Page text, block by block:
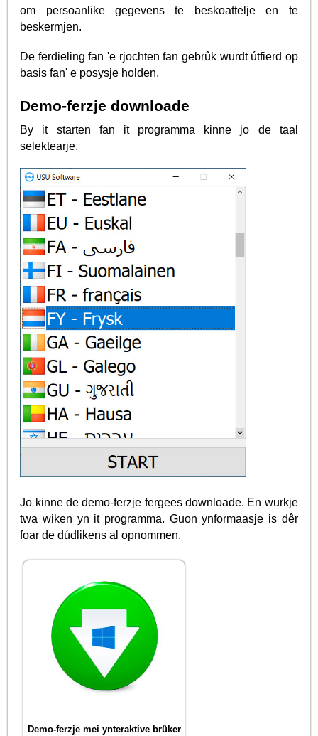
om persoanlike gegevens te beskoattelje en te
beskermjen.
De ferdieling fan 'e rjochten fan gebrûk wurdt útfierd op
basis fan' e posysje holden.
Demo-ferzje downloade
By it starten fan it programma kinne jo de taal
selektearje.
Jo kinne de demo-ferzje fergees downloade. En wurkje
twa wiken yn it programma. Guon ynformaasje is dêr
foar de dúdlikens al opnommen.
Demo-ferzje mei ynteraktive brûker